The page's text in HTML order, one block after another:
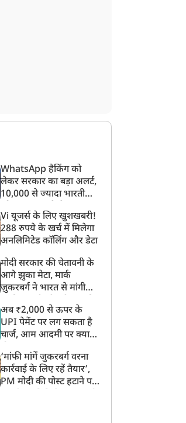
WhatsApp हैकिंग को
लेकर सरकार का बड़ा अलर्ट,
10,000 से ज्यादा भारतीयों
गया
Vi यूजर्स के लिए खुशखबरी!
288 रुपये के खर्च में मिलेगा
अनलिमिटेड कॉलिंग और डेटा
मोदी सरकार की चेतावनी के
आगे झुका मेटा, मार्क
ज़ुकरबर्ग ने भारत से मांगी
अब ₹2,000 से ऊपर के
UPI पेमेंट पर लग सकता है
चार्ज, आम आदमी पर क्या
‘मांफी मांगें जुकरबर्ग वरना
कार्रवाई के लिए रहें तैयार’,
PM मोदी की पोस्ट हटाने पर